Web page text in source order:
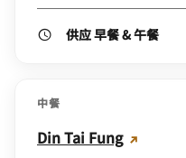
供应 早餐 & 午餐
中餐
Din Tai Fung